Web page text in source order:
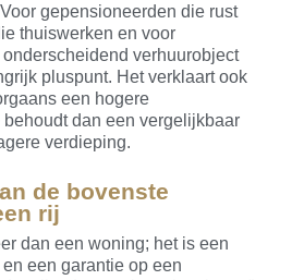
gepensioneerden die rust
thuiswerken en voor
verhuurobject
pluspunt. Het verklaart ook
een hogere
dan een vergelijkbaar
verdieping.
de bovenste
rij
dan een woning; het is een
een garantie op een